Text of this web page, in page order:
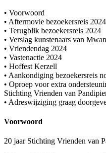
• Voorwoord
• Aftermovie bezoekersreis 2024
• Terugblik bezoekersreis 2024
• Verslag kunstenaars van
• Vriendendag 2024
• Vastenactie 2024
• Hoffest Kerzell
• Aankondiging bezoekersreis
• Oproep voor extra
Stichting Vrienden van
• Adreswijziging graag
Voorwoord
20 jaar Stichting Vrienden van